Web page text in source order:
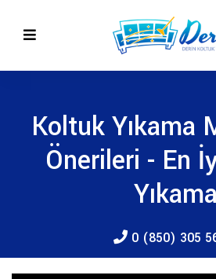
Koltuk Yıkama
Önerileri - En
Yıkama
0 (850) 305